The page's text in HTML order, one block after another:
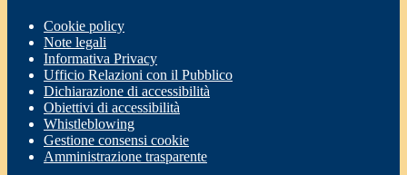
Cookie policy
Note legali
Informativa Privacy
Ufficio Relazioni con il Pubblico
Dichiarazione di accessibilità
Obiettivi di accessibilità
Whistleblowing
Gestione consensi cookie
Amministrazione trasparente